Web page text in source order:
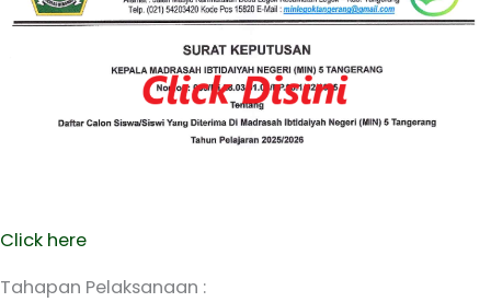
Click here
Tahapan Pelaksanaan :